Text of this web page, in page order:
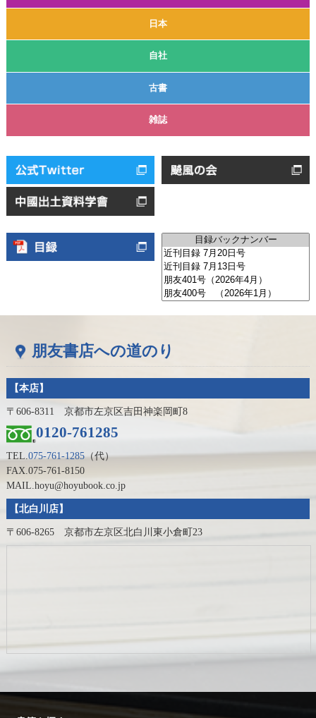
日本
自社
古書
雑誌
朋友書店への道のり
【本店】
〒606-8311 京都市左京区吉田神楽岡町8
0120-761285
TEL.075-761-1285（代）
FAX.075-761-8150
MAIL.hoyu@hoyubook.co.jp
【北白川店】
〒606-8265 京都市左京区北白川東小倉町23